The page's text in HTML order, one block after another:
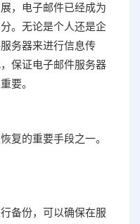
，电子邮件已经成为
。无论是个人还是企
务器来进行信息传
保证电子邮件服务器
要。
复的重要手段之一。
备份，可以确保在服